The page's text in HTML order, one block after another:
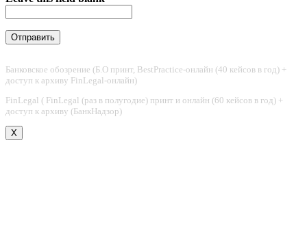
Банковское обозрение (Б.О принт, BestPractice-онлайн (40 кейсов в год) +
доступ к архиву FinLegal-онлайн)
FinLegal ( FinLegal (раз в полугодие) принт и онлайн (60 кейсов в год) +
доступ к архиву (БанкНадзор)
X